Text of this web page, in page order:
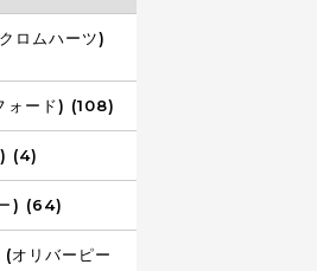
ムハーツ)
ォード) (108)
(4)
) (64)
オリバーピー